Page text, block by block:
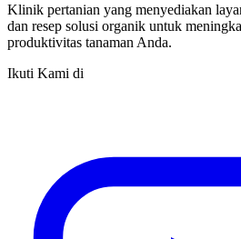
Klinik pertanian yang menyediakan
dan resep solusi organik untuk
produktivitas tanaman Anda.
Ikuti Kami di